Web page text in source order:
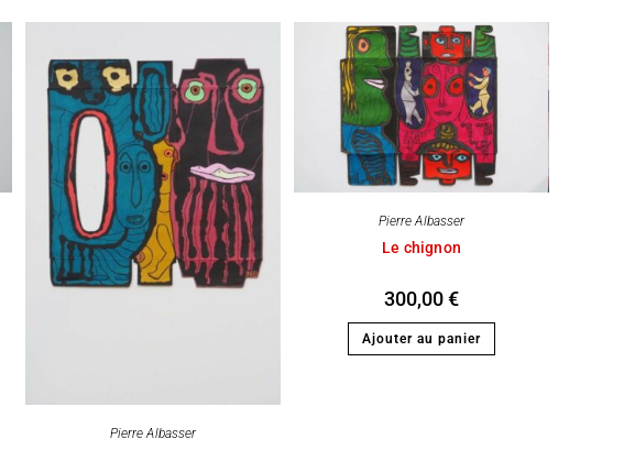
Pierre Albasser
Pierre Albasser
Le chignon
300,00€
Ajouter au panier